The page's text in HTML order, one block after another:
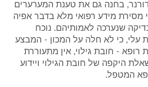
בחנה גם את טענת המערערים
מסירת מידע רפואי מלא בדבר אפיה
שנערכה לאמותיהם. נוכח
עלי, כי לא חלה על המכון - המבצע
רופא - חובת גילוי, אין מתעוררת
היקפה של חובת הגילוי ויידוע
המטפל.